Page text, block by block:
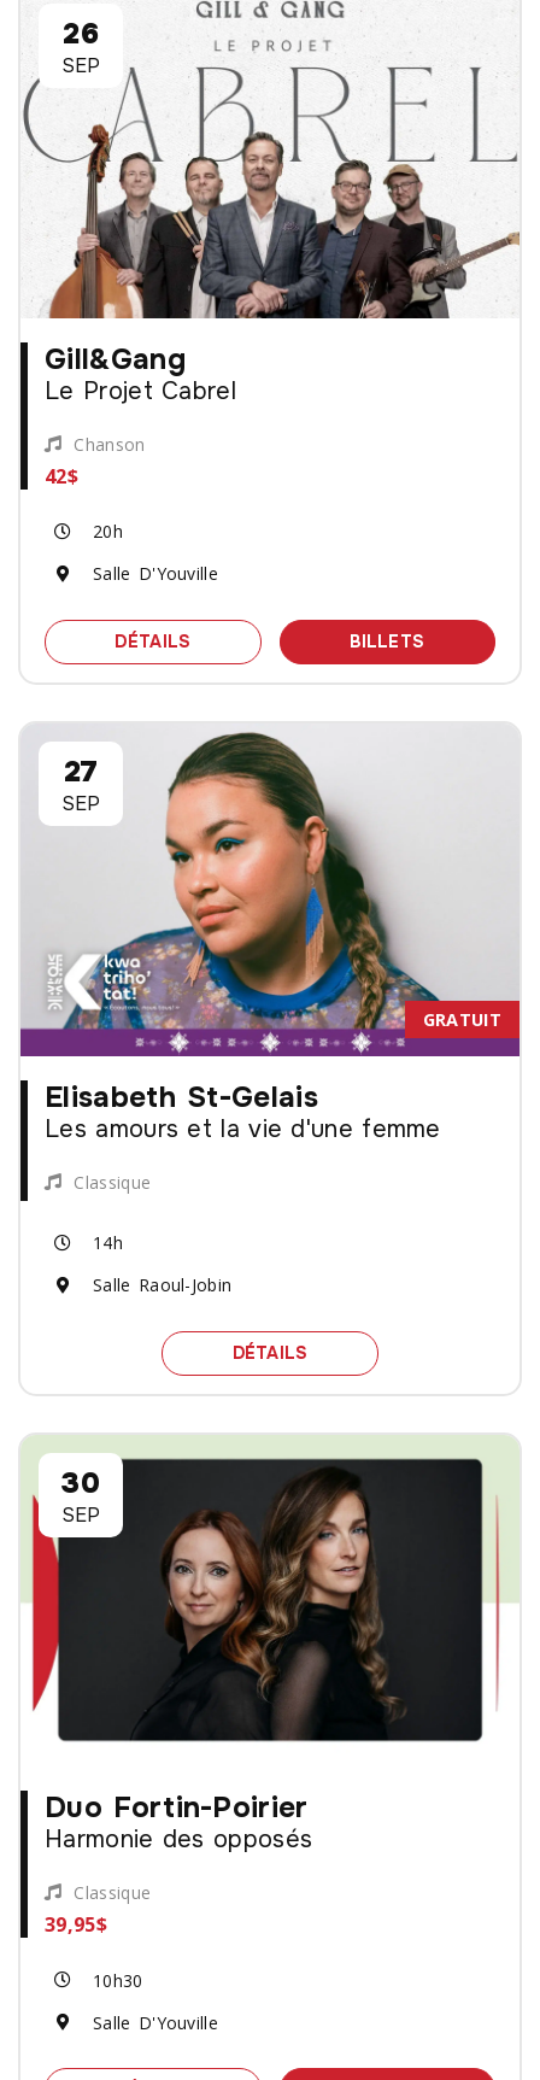
26
SEP
Gill&Gang
Le Projet Cabrel
Chanson
42$
20h
Salle D'Youville
DÉTAILS SPECTACLE GILL&GANG - LE
BILLETS DES
27
SEP
GRATUIT
Elisabeth St-Gelais
Les amours et la vie d'une femme
Classique
14h
Salle Raoul-Jobin
DÉTAILS SPECTACLE
30
SEP
Duo Fortin-Poirier
Harmonie des opposés
Classique
39,95$
10h30
Salle D'Youville